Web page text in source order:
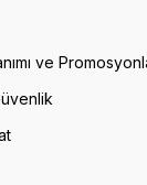
ve